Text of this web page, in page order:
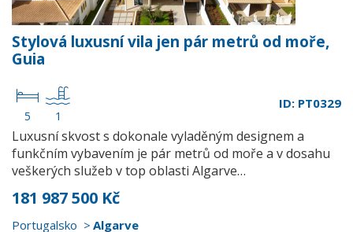
Stylová luxusní vila jen pár metrů od moře,
Guia
5 1
ID: PT0329
Luxusní skvost s dokonale vyladěným designem a
funkčním vybavením je pár metrů od moře a v dosahu
veškerých služeb v top oblasti Algarve…
181 987 500 Kč
Portugalsko Algarve